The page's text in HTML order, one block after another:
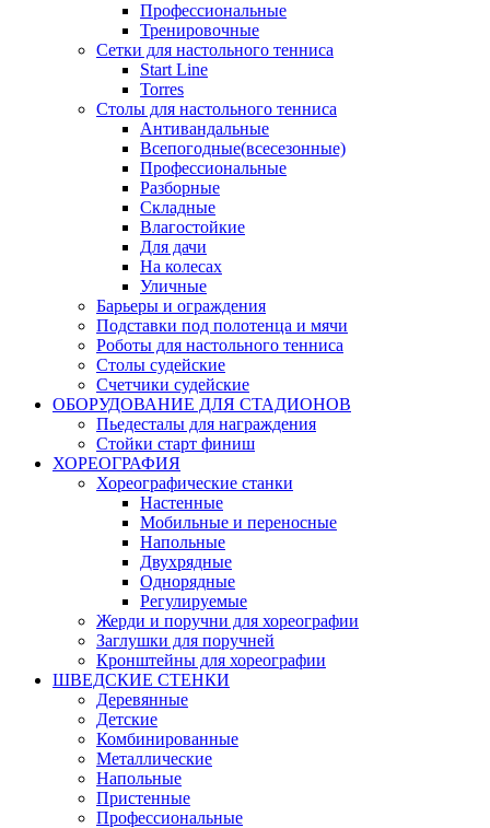
Профессиональные
Тренировочные
Сетки для настольного тенниса
Start Line
Torres
Столы для настольного тенниса
Антивандальные
Всепогодные(всесезонные)
Профессиональные
Разборные
Складные
Влагостойкие
Для дачи
На колесах
Уличные
Барьеры и ограждения
Подставки под полотенца и мячи
Роботы для настольного тенниса
Столы судейские
Счетчики судейские
ОБОРУДОВАНИЕ ДЛЯ СТАДИОНОВ
Пьедесталы для награждения
Стойки старт финиш
ХОРЕОГРАФИЯ
Хореографические станки
Настенные
Мобильные и переносные
Напольные
Двухрядные
Однорядные
Регулируемые
Жерди и поручни для хореографии
Заглушки для поручней
Кронштейны для хореографии
ШВЕДСКИЕ СТЕНКИ
Деревянные
Детские
Комбинированные
Металлические
Напольные
Пристенные
Профессиональные